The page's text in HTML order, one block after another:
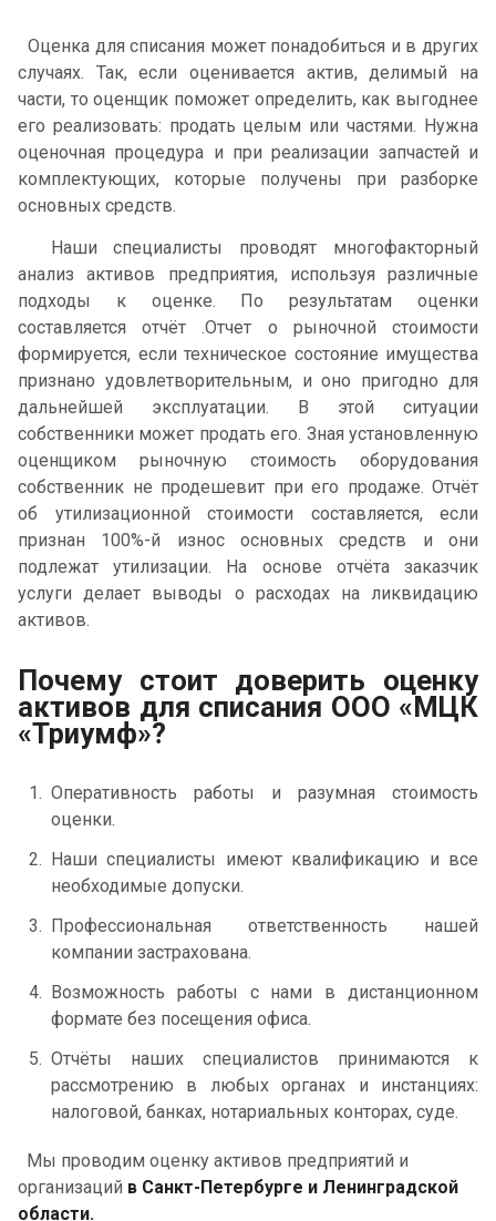
Оценка для списания может понадобиться и в других
случаях. Так, если оценивается актив, делимый на
части, то оценщик поможет определить, как выгоднее
его реализовать: продать целым или частями. Нужна
оценочная процедура и при реализации запчастей и
комплектующих, которые получены при разборке
основных средств.
Наши специалисты проводят многофакторный
анализ активов предприятия, используя различные
подходы к оценке. По результатам оценки
составляется отчёт .Отчет о рыночной стоимости
формируется, если техническое состояние имущества
признано удовлетворительным, и оно пригодно для
дальнейшей эксплуатации. В этой ситуации
собственники может продать его. Зная установленную
оценщиком рыночную стоимость оборудования
собственник не продешевит при его продаже. Отчёт
об утилизационной стоимости составляется, если
признан 100%-й износ основных средств и они
подлежат утилизации. На основе отчёта заказчик
услуги делает выводы о расходах на ликвидацию
активов.
Почему стоит доверить оценку
активов для списания ООО «МЦК
«Триумф»?
Оперативность работы и разумная стоимость
оценки.
Наши специалисты имеют квалификацию и все
необходимые допуски.
Профессиональная ответственность нашей
компании застрахована.
Возможность работы с нами в дистанционном
формате без посещения офиса.
Отчёты наших специалистов принимаются к
рассмотрению в любых органах и инстанциях:
налоговой, банках, нотариальных конторах, суде.
Мы проводим оценку активов предприятий и
организаций в Санкт-Петербурге и Ленинградской
области.